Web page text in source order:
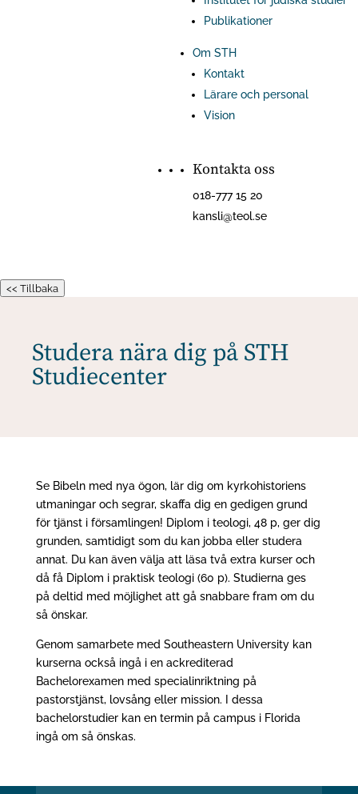
Publikationer
Om STH
Kontakt
Lärare och personal
Vision
Kontakta oss
018-777 15 20
kansli@teol.se
<< Tillbaka
Studera nära dig på STH
Studiecenter
Se Bibeln med nya ögon, lär dig om kyrkohistoriens
utmaningar och segrar, skaffa dig en gedigen grund
för tjänst i församlingen! Diplom i teologi, 48 p, ger dig
grunden, samtidigt som du kan jobba eller studera
annat. Du kan även välja att läsa två extra kurser och
då få Diplom i praktisk teologi (60 p). Studierna ges
på deltid med möjlighet att gå snabbare fram om du
så önskar.
Genom samarbete med Southeastern University kan
kurserna också ingå i en ackrediterad
Bachelorexamen med specialinriktning på
pastorstjänst, lovsång eller mission. I dessa
bachelorstudier kan en termin på campus i Florida
ingå om så önskas.